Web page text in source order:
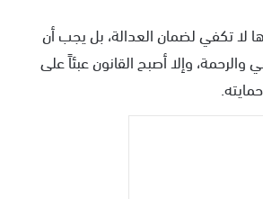
لا تكفي لضمان العدالة، بل يجب أن
والرحمة، وإلا أصبح القانون عبئاً على